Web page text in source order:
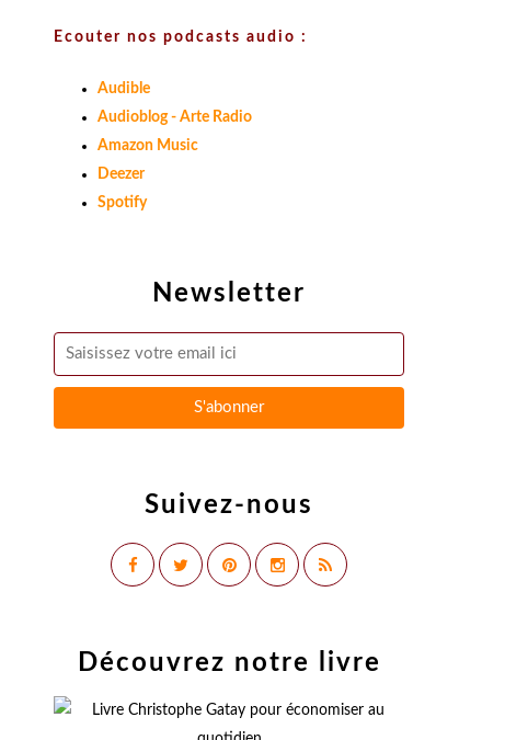
Newsletter
Suivez-nous
Ecouter nos podcasts audio :
Audible
Audioblog - Arte Radio
Amazon Music
Deezer
Spotify
Découvrez notre livre